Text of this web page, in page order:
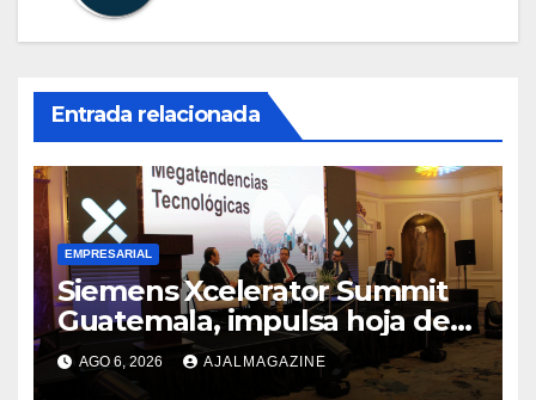
Entrada relacionada
EMPRESARIAL
Siemens Xcelerator Summit
Guatemala, impulsa hoja de
ruta para acelerar la
competitividad del país
AGO 6, 2026 AJALMAGAZINE